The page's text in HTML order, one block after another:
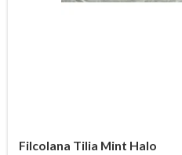
Filcolana Tilia Mint Halo